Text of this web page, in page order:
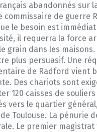
abandonnés sur
commissaire de guerre
le besoin est immédiat
il requerra la force
grain dans les maisons.
plus persuasif. Une
de Radford vient
Des chariots sont
120 caisses de
vers le quartier
Toulouse. La pénurie
Le premier